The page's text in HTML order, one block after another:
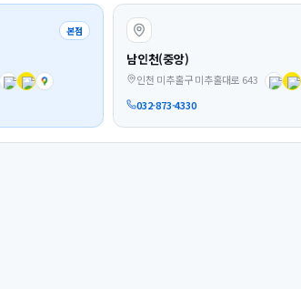
본점
남인천(중앙)
인천 미추홀구 미추홀대로 643
032-873-4330